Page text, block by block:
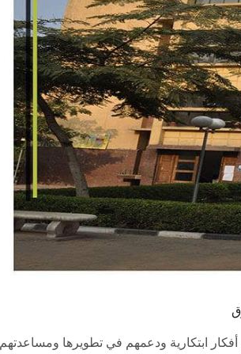
ابتكارية ودعمهم في تطويرها ومساعدتهم